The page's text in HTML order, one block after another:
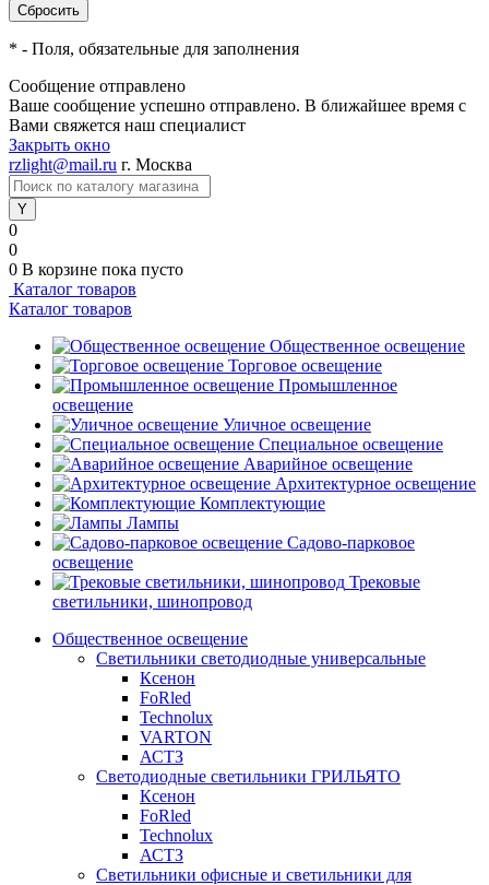
* - Поля, обязательные для заполнения
Сообщение отправлено
Ваше сообщение успешно отправлено. В ближайшее время с
Вами свяжется наш специалист
Закрыть окно
rzlight@mail.ru г. Москва
0
0
0 В корзине пока пусто
Каталог товаров
Каталог товаров
Общественное освещение
Торговое освещение
Промышленное
освещение
Уличное освещение
Специальное освещение
Аварийное освещение
Архитектурное освещение
Комплектующие
Лампы
Садово-парковое
освещение
Трековые
светильники, шинопровод
Общественное освещение
Светильники светодиодные универсальные
Ксенон
FoRled
Technolux
VARTON
АСТЗ
Светодиодные светильники ГРИЛЬЯТО
Ксенон
FoRled
Technolux
АСТЗ
Светильники офисные и светильники для